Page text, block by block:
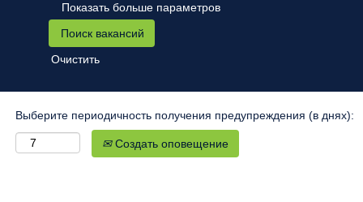
Показать больше параметров
Очистить
Выберите периодичность получения предупреждения (в днях):
Создать оповещение